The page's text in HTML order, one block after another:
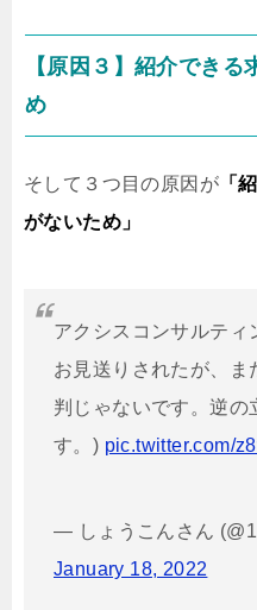
【原因３】紹介でき
め
そして３つ目の原因が 「
がないため」
アクシスコンサルティ
お見送りされたが、ま
判じゃないです。逆の
す。) pic.twitter.com/
— しょうこんさん
January 18, 2022